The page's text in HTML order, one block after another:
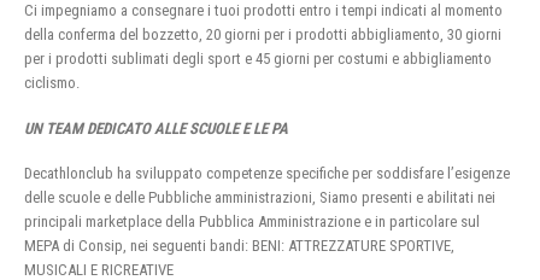
Ci impegniamo a consegnare i tuoi prodotti entro i tempi indicati al momento
della conferma del bozzetto, 20 giorni per i prodotti abbigliamento, 30 giorni
per i prodotti sublimati degli sport e 45 giorni per costumi e abbigliamento
ciclismo.
UN TEAM DEDICATO ALLE SCUOLE E LE PA
Decathlonclub ha sviluppato competenze specifiche per soddisfare l’esigenze
delle scuole e delle Pubbliche amministrazioni, Siamo presenti e abilitati nei
principali marketplace della Pubblica Amministrazione e in particolare sul
MEPA di Consip, nei seguenti bandi: BENI: ATTREZZATURE SPORTIVE,
MUSICALI E RICREATIVE